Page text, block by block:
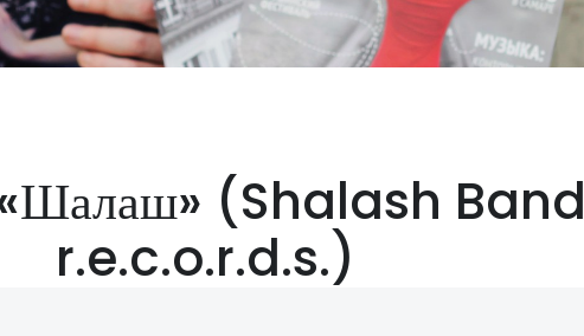
(Shalash Band
r.e.c.o.r.d.s.)